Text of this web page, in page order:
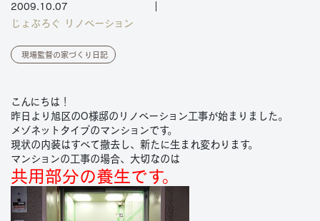
2009.10.07
じょぶろぐ リノベーション
現場監督の家づくり日記
こんにちは！
昨日より旭区のO様邸のリノベーション工事が始まりました。
メゾネットタイプのマンションです。
現状の内装はすべて撤去し、新たに生まれ変わります。
マンションの工事の場合、大切なのは
共用部分の養生です。